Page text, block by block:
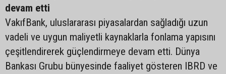
devam etti
VakıfBank, uluslararası piyasalardan sağladığı uzun
vadeli ve uygun maliyetli kaynaklarla fonlama yapısını
çeşitlendirerek güçlendirmeye devam etti. Dünya
Bankası Grubu bünyesinde faaliyet gösteren IBRD ve